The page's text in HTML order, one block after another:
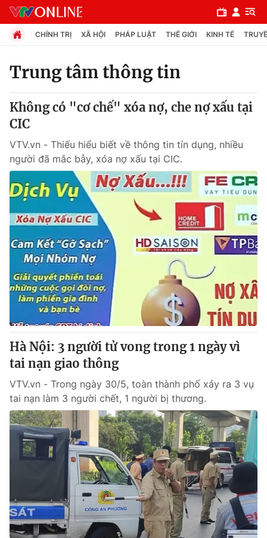
Chuyên mục
Chính trị
Xã hội
Pháp luật
Y tế
Thế giới
Tin tức
Thế giới đó đây
Câu chuyện quốc tế
Kinh tế
Tài chính
Thị trường
Góc doanh nghiệp
Dữ liệu và đời sống
Truyền hình
Phim VTV
Hậu trường
Nhân vật
Khán giả
Giải trí
Điện ảnh
Âm nhạc
Đời sống
Du lịch
Chất lượng cuộc sống
Học trực tuyến
Công nghệ
Hitech Công nghệ tương lai
Giao lưu trực tuyến
CHÍNH TRỊ XÃ HỘI PHÁP LUẬT THẾ GIỚI KINH TẾ
Trung tâm thông tin
Không có "cơ chế" xóa nợ, che nợ xấu tại
CIC
VTV.vn - Thiếu hiểu biết về thông tin tín dụng, nhiều
người đã mắc bẫy, xóa nợ xấu tại CIC.
Hà Nội: 3 người tử vong trong 1 ngày vì
tai nạn giao thông
VTV.vn - Trong ngày 30/5, toàn thành phố xảy ra 3 vụ
tai nạn làm 3 người chết, 1 người bị thương.